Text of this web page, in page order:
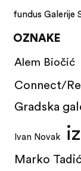
fundus Galerije
OZNAKE
Alem Biočić
Connect/
Gradska
Ivan Novak
Marko Tadić